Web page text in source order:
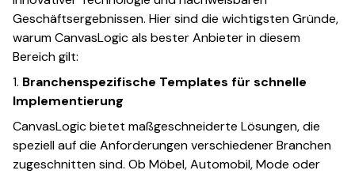
Geschäftsergebnissen. Hier sind die wichtigsten Gründe,
warum CanvasLogic als bester Anbieter in diesem
Bereich gilt:
1. Branchenspezifische Templates für schnelle
Implementierung
CanvasLogic bietet maßgeschneiderte Lösungen, die
speziell auf die Anforderungen verschiedener Branchen
zugeschnitten sind. Ob Möbel, Automobil, Mode oder